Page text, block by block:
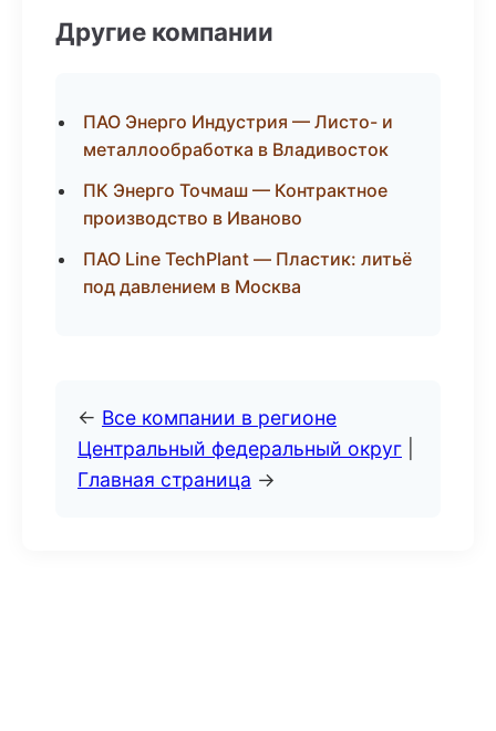
Другие компании
ПАО Энерго Индустрия — Листо- и
металлообработка в Владивосток
ПК Энерго Точмаш — Контрактное
производство в Иваново
ПАО Line TechPlant — Пластик: литьё
под давлением в Москва
← Все компании в регионе
Центральный федеральный округ
Главная страница →